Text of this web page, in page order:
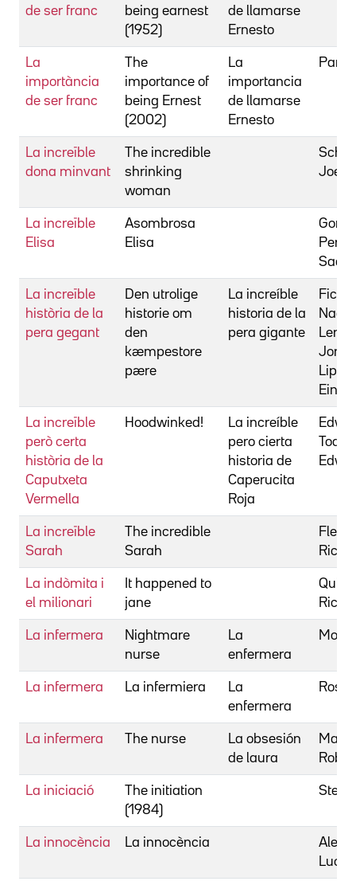
de ser franc
being earnest
(1952)
de llamarse
Ernesto
La
importància
de ser franc
The
importance of
being Ernest
(2002)
La
importancia
de llamarse
Ernesto
La increïble
dona minvant
The incredible
shrinking
woman
Joel
La increïble
Elisa
Asombrosa
Elisa
La increïble
història de la
pera gegant
Den utrolige
historie om
den
kæmpestore
pære
La increíble
historia de la
pera gigante
Fick,
La increïble
però certa
història de la
Caputxeta
Vermella
Hoodwinked!
La increíble
pero cierta
historia de
Caperucita
Roja
Todd
La increïble
Sarah
The incredible
Sarah
La indòmita i
el milionari
It happened to
jane
La infermera
Nightmare
nurse
La
enfermera
La infermera La infermiera
La
enfermera
La infermera The nurse
La obsesión
de laura
La iniciació
The initiation
(1984)
La innocència La innocència
Lucía